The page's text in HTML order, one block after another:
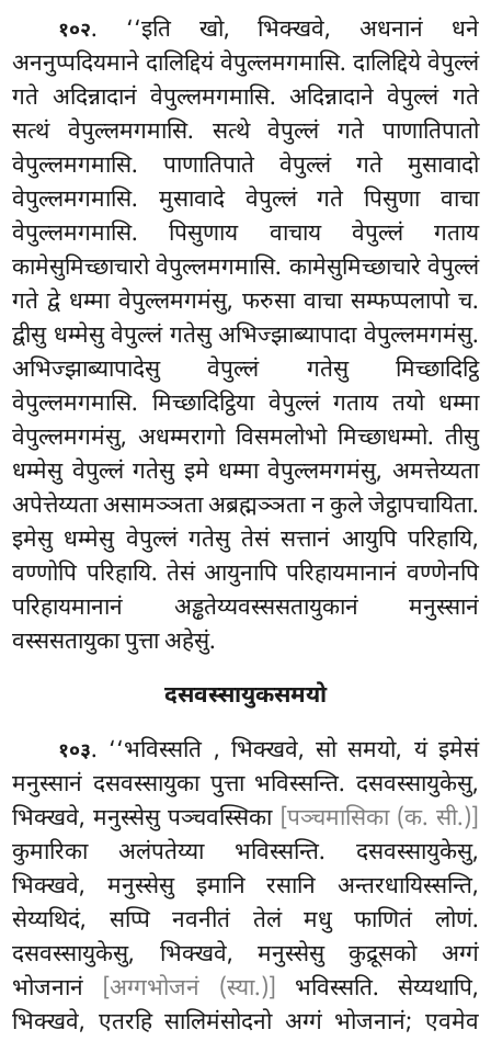
१०२. ‘‘इति खो, भिक्खवे, अधनानं धने
अननुप्पदियमाने दालिद्दियं वेपुल्लमगमासि. दालिद्दिये वेपुल्लं
गते अदिन्नादानं वेपुल्लमगमासि. अदिन्नादाने वेपुल्लं गते
सत्थं वेपुल्लमगमासि. सत्थे वेपुल्लं गते पाणातिपातो
वेपुल्लमगमासि. पाणातिपाते वेपुल्लं गते मुसावादो
वेपुल्लमगमासि. मुसावादे वेपुल्लं गते पिसुणा वाचा
वेपुल्लमगमासि. पिसुणाय वाचाय वेपुल्लं गताय
कामेसुमिच्छाचारो वेपुल्लमगमासि. कामेसुमिच्छाचारे वेपुल्लं
गतेद्वे धम्मा वेपुल्लमगमंसु, फरुसा वाचा सम्फप्पलापो च.
द्वीसु धम्मेसु वेपुल्लं गतेसु अभिज्झाब्यापादा वेपुल्लमगमंसु.
अभिज्झाब्यापादेसु वेपुल्लं गतेसु मिच्छादिट्ठि
वेपुल्लमगमासि. मिच्छादिट्ठिया वेपुल्लं गताय तयो धम्मा
वेपुल्लमगमंसु, अधम्मरागो विसमलोभो मिच्छाधम्मो. तीसु
धम्मेसु वेपुल्लं गतेसु इमे धम्मा वेपुल्लमगमंसु, अमत्तेय्यता
अपेत्तेय्यता असामञ्ञता अब्रह्मञ्ञता न कुले जेट्ठापचायिता.
इमेसु धम्मेसु वेपुल्लं गतेसु तेसं सत्तानं आयुपि परिहायि,
वण्णोपि परिहायि. तेसं आयुनापि परिहायमानानं वण्णेनपि
परिहायमानानं अड्ढतेय्यवस्ससतायुकानं मनुस्सानं
वस्ससतायुका पुत्ता अहेसुं.
दसवस्सायुकसमयो
१०३. ‘‘भविस्सति , भिक्खवे, सो समयो, यं इमेसं
मनुस्सानं दसवस्सायुका पुत्ता भविस्सन्ति. दसवस्सायुकेसु,
भिक्खवे, मनुस्सेसु पञ्चवस्सिका [पञ्चमासिका (क. सी.)]
कुमारिका अलंपतेय्या भविस्सन्ति. दसवस्सायुकेसु,
भिक्खवे, मनुस्सेसु इमानि रसानि अन्तरधायिस्सन्ति,
सेय्यथिदं, सप्पि नवनीतं तेलं मधु फाणितं लोणं.
दसवस्सायुकेसु, भिक्खवे, मनुस्सेसु कुद्रूसको अग्गं
भोजनानं
[अग्गभोजनं (स्या.)] भविस्सति. सेय्यथापि,
भिक्खवे, एतरहि सालिमंसोदनो अग्गं भोजनानं; एवमेव